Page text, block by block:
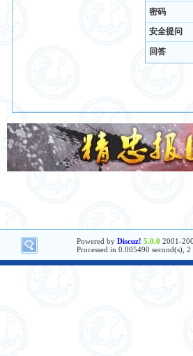
密码
安全提问
回答
Powered by Discuz! 5.0.0 2001-
Processed in 0.005490 second(s),